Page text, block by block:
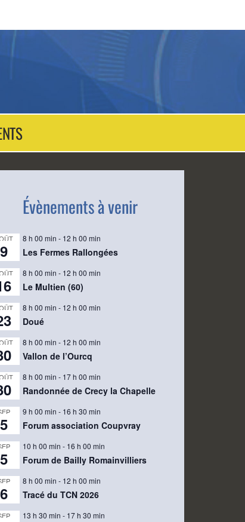
Évènements à venir
9
8 h 00 min - 12 h 00 min
Les Fermes Rallongées
8 h 00 min - 12 h 00 min
Le Multien (60)
8 h 00 min - 12 h 00 min
Doué
8 h 00 min - 12 h 00 min
Vallon de l’Ourcq
8 h 00 min - 17 h 00 min
Randonnée de Crecy la Chapelle
5
9 h 00 min - 16 h 30 min
Forum association Coupvray
5
10 h 00 min - 16 h 00 min
Forum de Bailly Romainvilliers
6
8 h 00 min - 12 h 00 min
Tracé du TCN 2026
13 h 30 min - 17 h 30 min